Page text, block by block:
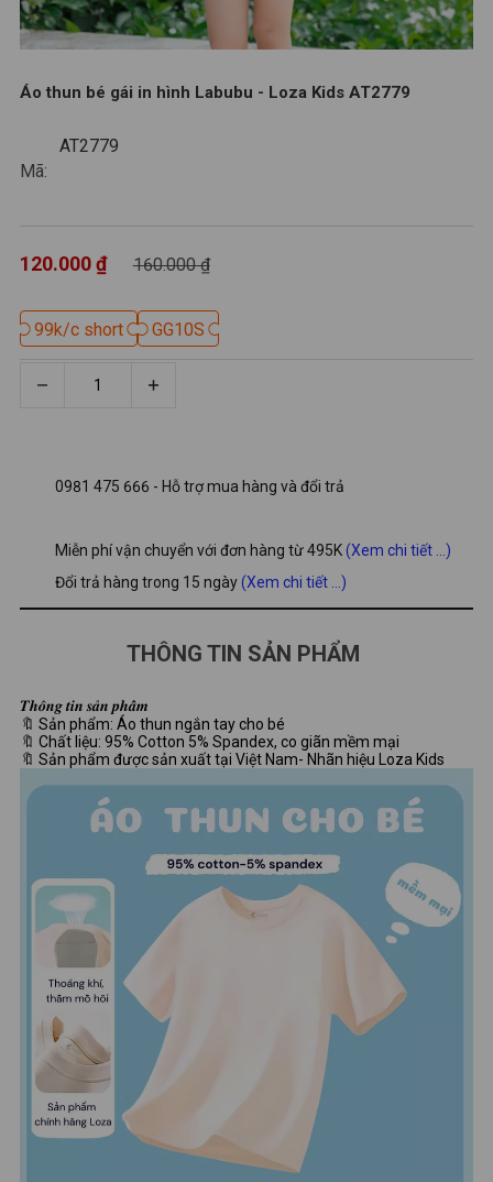
Áo thun bé gái in hình Labubu - Loza Kids AT2779
Mã:
160.000 ₫
120.000 ₫
0981 475 666 - Hỗ trợ mua hàng và đổi trả
Miễn phí vận chuyển với đơn hàng từ 495K(Xem chi tiết ...)
Đổi trả hàng trong 15 ngày(Xem chi tiết ...)
AT2779
99k/c short
99k/c short GG10S
GG10S
THÔNG TIN SẢN PHẨM
𝑻𝒉𝒐̂𝒏𝒈 𝒕𝒊𝒏 𝒔𝒂̉𝒏 𝒑𝒉𝒂̂̉𝒎
🔖 Sản phẩm: Áo thun ngắn tay cho bé
🔖 Chất liệu: 95% Cotton 5% Spandex, co giãn mềm mại
🔖 Sản phẩm được sản xuất tại Việt Nam- Nhãn hiệu Loza Kids